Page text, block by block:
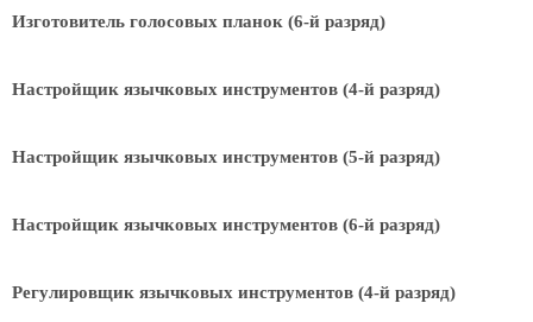
Изготовитель голосовых планок (6-й разряд)
Настройщик язычковых инструментов (4-й разряд)
Настройщик язычковых инструментов (5-й разряд)
Настройщик язычковых инструментов (6-й разряд)
Регулировщик язычковых инструментов (4-й разряд)